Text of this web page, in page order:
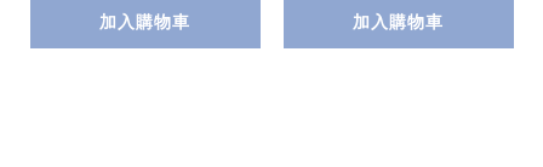
加入購物車 加入購物車